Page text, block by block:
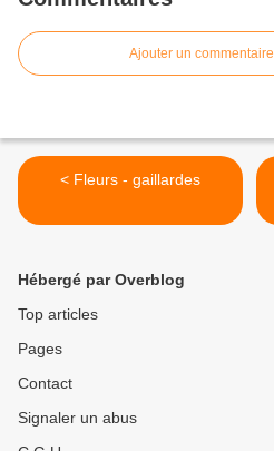
Ajouter un commentaire
< Fleurs - gaillardes
Hébergé par Overblog
Top articles
Pages
Contact
Signaler un abus